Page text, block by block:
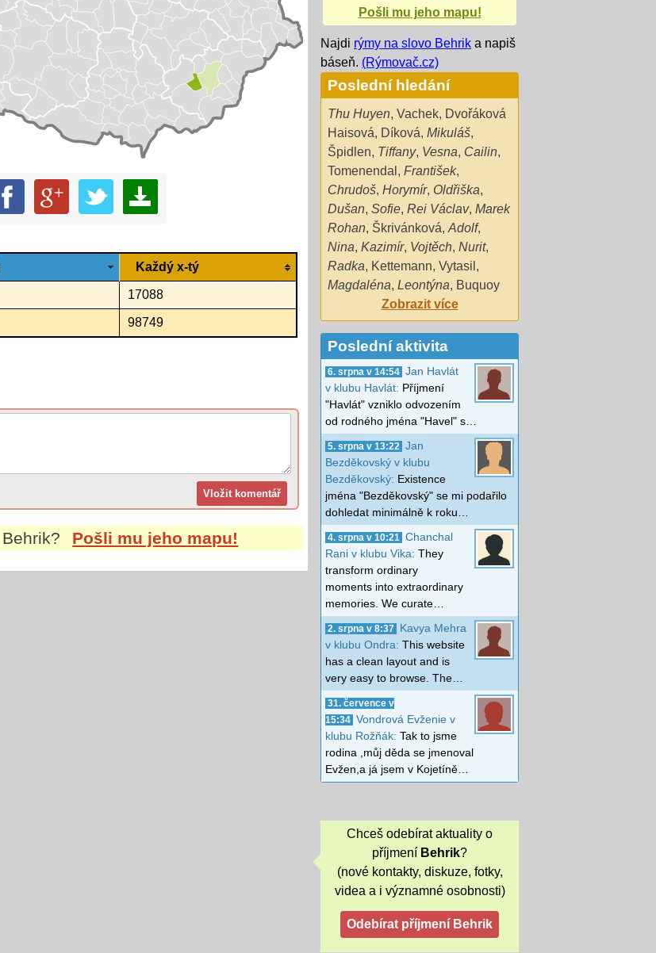
Každý x-tý
17088
98749
Behrik? Pošli mu jeho mapu!
Pošli mu jeho mapu!
Najdi rýmy na slovo Behrik a napiš
báseň. (Rýmovač.cz)
Poslední hledání
Thu Huyen, Vachek, Dvořáková
Haisová, Díková, Mikuláš,
Špidlen, Tiffany, Vesna, Cailin,
Tomenendal , František,
Chrudoš, Horymír, Oldřiška,
Dušan, Sofie, Rei Václav, Marek
Rohan, Škrivánková, Adolf,
Nina, Kazimír, Vojtěch, Nurit,
Radka, Kettemann, Vytasil ,
Magdaléna, Leontýna, Buquoy
Zobrazit více
Poslední aktivita
6. srpna v 14:54 Jan Havlát
v klubu Havlát: Příjmení
"Havlát" vzniklo odvozením
od rodného jména "Havel" s…
5. srpna v 13:22
Jan
Bezděkovský v klubu
Bezděkovský: Existence
jména "Bezděkovský" se mi podařilo
dohledat minimálně k roku…
4. srpna v 10:21
Chanchal
Rani v klubu Vika: They
transform ordinary
moments into extraordinary
memories. We curate…
2. srpna v 8:37
Kavya Mehra
v klubu Ondra: This website
has a clean layout and is
very easy to browse. The…
31. července v
15:34 Vondrová Evženie v
klubu Rožňák: Tak to jsme
rodina ,můj děda se jmenoval
Evžen,a já jsem v Kojetíně…
Chceš odebírat aktuality o
příjmení Behrik?
(nové kontakty, diskuze, fotky,
videa a i významné osobnosti)